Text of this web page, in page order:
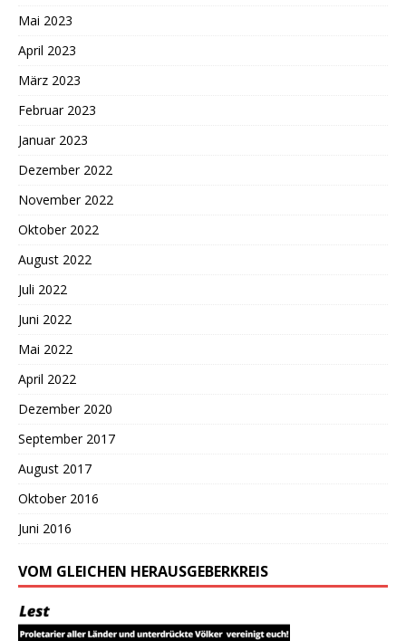
Mai 2023
April 2023
März 2023
Februar 2023
Januar 2023
Dezember 2022
November 2022
Oktober 2022
August 2022
Juli 2022
Juni 2022
Mai 2022
April 2022
Dezember 2020
September 2017
August 2017
Oktober 2016
Juni 2016
VOM GLEICHEN HERAUSGEBERKREIS